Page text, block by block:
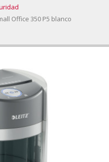
Office 350 P5 blanco